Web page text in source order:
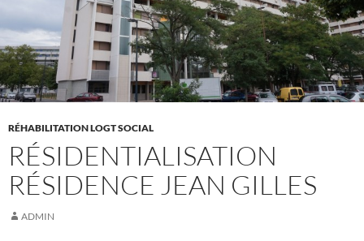
RÉHABILITATION LOGT SOCIAL
RÉSIDENTIALISATION
RÉSIDENCE JEAN GILLES
ADMIN